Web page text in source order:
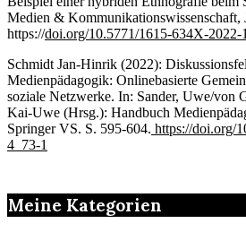
Medien & Kommunikationswissenschaft,
https://doi.org/10.5771/1615-634X-2022-
Schmidt Jan-Hinrik (2022):
Medienpädagogik: Onlinebasierte
soziale Netzwerke. In: Sander, Uwe/von
Kai-Uwe (Hrsg.): Handbuch
Springer VS. S. 595-604. https://doi.org/
4_73-1
Meine Kategorien